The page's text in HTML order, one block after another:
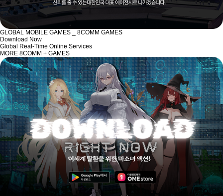
GLOBAL MOBILE GAMES _ 8COMM GAMES
Download Now
Global Real-Time Online Services
MORE 8COMM + GAMES